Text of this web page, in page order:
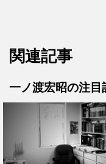
関連記事
一ノ渡宏昭の注目